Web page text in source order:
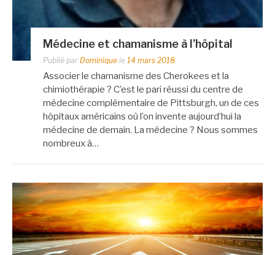
Médecine et chamanisme à l’hôpital
Publié par Dominique le 14 mars 2018
Associer le chamanisme des Cherokees et la
chimiothérapie ? C’est le pari réussi du centre de
médecine complémentaire de Pittsburgh, un de ces
hôpitaux américains où l’on invente aujourd’hui la
médecine de demain. La médecine ? Nous sommes
nombreux à…